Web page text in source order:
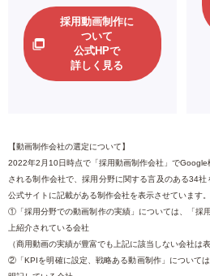
採用動画制作に
ついて
公式HPで
詳しく見る
【動画制作会社の選定について】
2022年2月10日時点で「採用動画制作会社」で
される制作会社で、採用分野に関する言及のある34
公式サイトに記載がある制作会社を表示させています。
①「採用分野での動画制作の実績」については、「採
上紹介されている会社
（商用動画の実績が豊富でも上記に該当しない会社は
②「KPIを明確に設定、戦略ある動画制作」について